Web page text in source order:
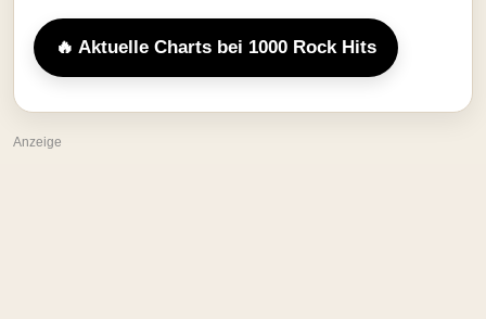
🔥 Aktuelle Charts bei 1000 Rock Hits
Anzeige